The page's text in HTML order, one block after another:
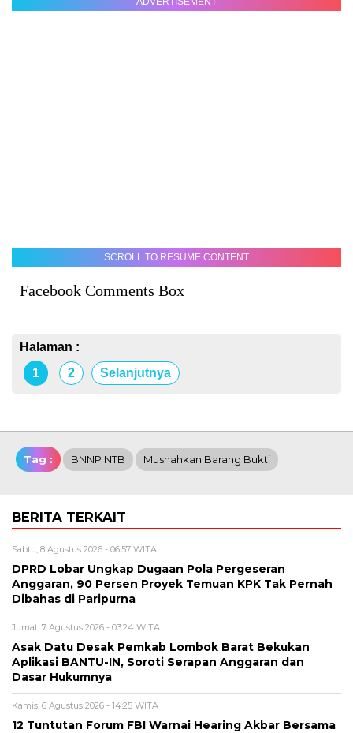
SCROLL TO RESUME CONTENT
Facebook Comments Box
Halaman :
1
2 Selanjutnya
Tag : BNNP NTB Musnahkan Barang Bukti
BERITA TERKAIT
Sabtu, 8 Agustus 2026 - 06:57 WITA
DPRD Lobar Ungkap Dugaan Pola Pergeseran
Anggaran, 90 Persen Proyek Temuan KPK Tak Pernah
Dibahas di Paripurna
Jumat, 7 Agustus 2026 - 03:24 WITA
Asak Datu Desak Pemkab Lombok Barat Bekukan
Aplikasi BANTU-IN, Soroti Serapan Anggaran dan
Dasar Hukumnya
Kamis, 6 Agustus 2026 - 14:25 WITA
12 Tuntutan Forum FBI Warnai Hearing Akbar Bersama